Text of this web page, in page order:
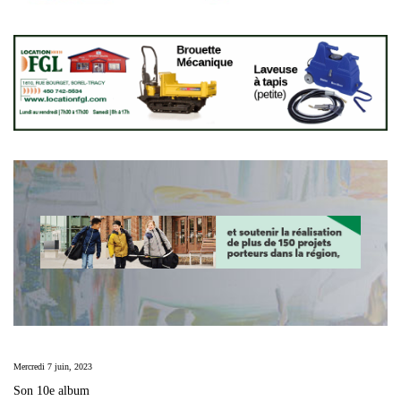
Mercredi 7 juin, 2023
Son 10e album